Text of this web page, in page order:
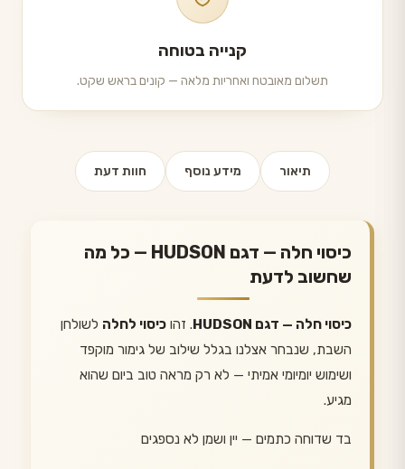
קנייה בטוחה
תשלום מאובטח ואחריות מלאה — קונים בראש שקט.
תיאור מידע נוסף חוות דעת
כיסוי חלה — דגם HUDSON — כל מה
שחשוב לדעת
כיסוי חלה — דגם HUDSON . זהו כיסוי לחלה לשולחן
השבת, שנבחר אצלנו בגלל שילוב של גימור מוקפד
ושימוש יומיומי אמיתי — לא רק מראה טוב ביום שהוא
מגיע.
בד שדוחה כתמים — יין ושמן לא נספגים